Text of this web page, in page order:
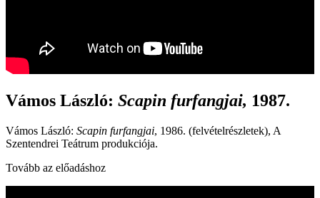
Vámos László: Scapin furfangjai, 1987.
Vámos László: Scapin furfangjai, 1986. (felvételrészletek), A
Szentendrei Teátrum produkciója.
Tovább az előadáshoz